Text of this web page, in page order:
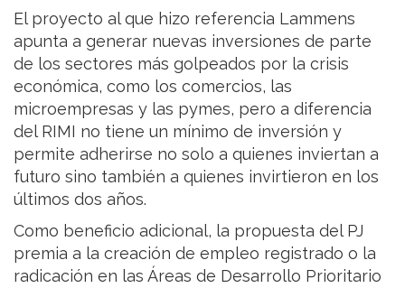
El proyecto al que hizo referencia Lammens
apunta a generar nuevas inversiones de parte
de los sectores más golpeados por la crisis
económica, como los comercios, las
microempresas y las pymes, pero a diferencia
del RIMI no tiene un mínimo de inversión y
permite adherirse no solo a quienes inviertan a
futuro sino también a quienes invirtieron en los
últimos dos años.
Como beneficio adicional, la propuesta del PJ
premia a la creación de empleo registrado o la
radicación en las Áreas de Desarrollo Prioritario